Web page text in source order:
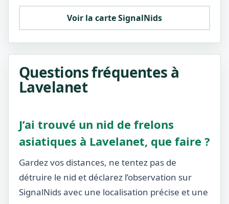
Voir la carte SignalNids
Questions fréquentes à
Lavelanet
J’ai trouvé un nid de frelons
asiatiques à Lavelanet, que faire ?
Gardez vos distances, ne tentez pas de
détruire le nid et déclarez l’observation sur
SignalNids avec une localisation précise et une